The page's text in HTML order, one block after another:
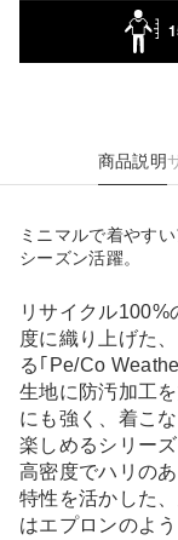
商品説明
ミニマルで着やす
シーズン活躍。
リサイクル100%
度に織り上げた
る｢Pe/Co
生地に防汚加工
にも強く、着こ
楽しめるシリーズ
高密度でハリの
特性を活かした
はエプロンのよ